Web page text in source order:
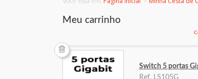
Meu carrinho
Switch 5 portas
Ref. LS105G